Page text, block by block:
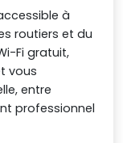
à
routiers et du
Fi gratuit,
vous
entre
professionnel